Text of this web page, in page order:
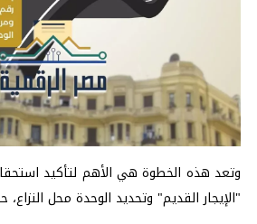
وتعد هذه الخطوة هي الأهم لتأكيد
"الإيجار القديم" وتحديد الوحدة محل